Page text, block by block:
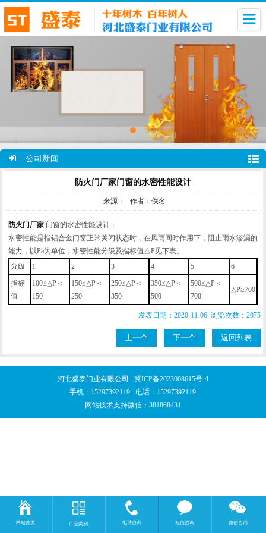
公司新闻
防火门厂家门窗的水密性能设计
来源： 作者：佚名
防火门厂家 门窗的水密性能设计：
水密性能是指铝合金门窗正常关闭状态时，在风雨同时作用下，阻止雨水渗漏的
能力，以Pa为单位，水密性能分级及指标值△P见下表。
分级
1 2 3 4 5
6
指标
值
100≤△P＜
150
150≤△P＜
250
250≤△P＜
350
350≤△P＜
500
500≤△P＜
700
△P≥700
发表日期：2020-11-06 浏览次数：2075
上一个 下一个 返回列表
河北盛泰门业有限公司 冀ICP备2023008615号-4
手机： 15297392119 电话： 15297392119
网站技术支持微信：381868431
网站首页 产品类别 电话咨询 短信咨询 微信咨询